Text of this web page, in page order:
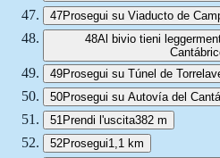
47Prosegui su Viaducto de
48Al bivio tieni
49Prosegui su Túnel de
50Prosegui su Autovía del
51 Prendi l'uscita382 m
52Prosegui1,1 km